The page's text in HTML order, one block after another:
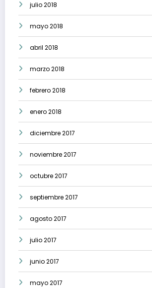
julio 2018
mayo 2018
abril 2018
marzo 2018
febrero 2018
enero 2018
diciembre 2017
noviembre 2017
octubre 2017
septiembre 2017
agosto 2017
julio 2017
junio 2017
mayo 2017